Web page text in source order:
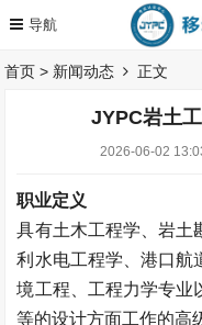
首页 > 新闻动态 正文
JYPC岩土
2026-06-02
职业定义
具有土木工程学、岩土
利水电工程学、港口航
境工程、工程力学专业
等的设计方面工作的高